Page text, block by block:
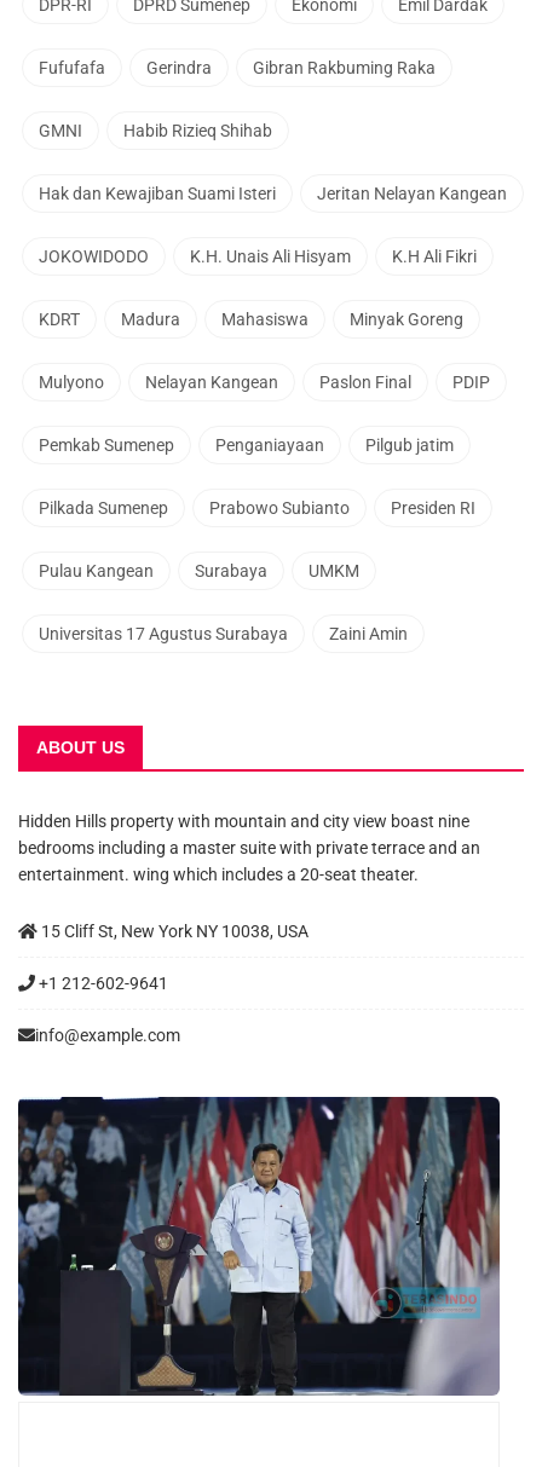
DPR-RI DPRD Sumenep Ekonomi Emil Dardak
Fufufafa Gerindra Gibran Rakbuming Raka
GMNI Habib Rizieq Shihab
Hak dan Kewajiban Suami Isteri Jeritan Nelayan Kangean
JOKOWIDODO K.H. Unais Ali Hisyam K.H Ali Fikri
KDRT Madura Mahasiswa Minyak Goreng
Mulyono Nelayan Kangean Paslon Final PDIP
Pemkab Sumenep Penganiayaan Pilgub jatim
Pilkada Sumenep Prabowo Subianto Presiden RI
Pulau Kangean Surabaya UMKM
Universitas 17 Agustus Surabaya Zaini Amin
ABOUT US
Hidden Hills property with mountain and city view boast nine
bedrooms including a master suite with private terrace and an
entertainment. wing which includes a 20-seat theater.
15 Cliff St, New York NY 10038, USA
+1 212-602-9641
info@example.com